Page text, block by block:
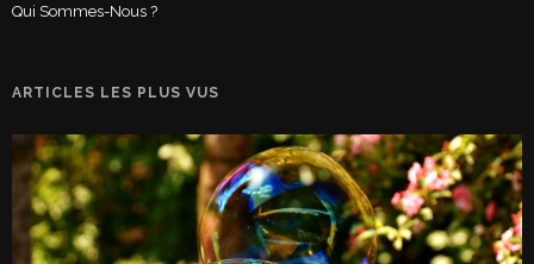
Qui Sommes-Nous ?
ARTICLES LES PLUS VUS